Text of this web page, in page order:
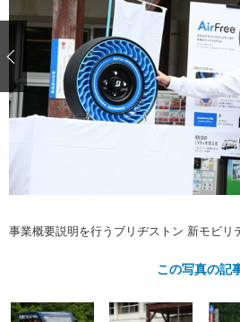
注目の記事
ショップレポート
自動車豆知識 スト
鈑金・塗装
ディテイリング
ディテイリング
ヘッドライト磨き
鈑金・塗装
小キズ直し
特集記事
カーメ
レストア
カーメーカー「旧車」関連プロジ
イベント
事業概要説明を行うブリヂストン 新モビ
この写真の記